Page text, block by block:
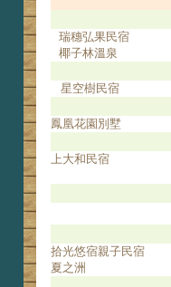
瑞穗弘果民宿
椰子林溫泉
星空樹民宿
鳳凰花園別墅
上大和民宿
拾光悠宿親子民宿
夏之洲